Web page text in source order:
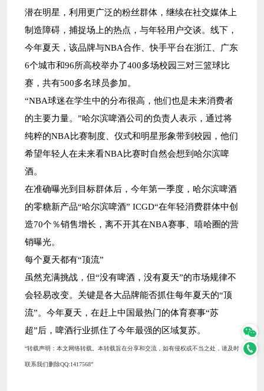
潜在明星，利用更广泛的粉丝群体，继续在社交媒体上
制造障碍，捕捉场上的热点，与年轻用户交谈。线下，
今年夏天，该品牌与NBA合作、快手平台在浙江、广东
6个城市和96所高校举办了400多场校园三对三篮球比
赛，共有500多名球员参加。
“NBA球迷在学生中的分布很高，他们也是未来消费者
的主要力量。”哈尔滨啤酒公司的负责人表示，通过将
纯粹的NBA比赛制度、仪式和明星形象带到校园，他们
希望年轻人在未来看NBA比赛时自然会想到哈尔滨啤
酒。
在准确曝光到目标群体后，今年第一季度，哈尔滨啤酒
的零糖新产品“哈尔滨啤酒” ICGD“在年轻消费群体中创
造70个％销售增长，离不开其在NBA赛事、嘻哈圈的营
销曝光。
每个夏天都有“顶流”
虽然充满挑战，但“没有啤酒，没有夏天”的市场规律不
会轻易改变。关键是各大品牌能否抓住每年夏天的“顶
流”。今年夏天，在赶上中国最热门的体育赛事“苏
超”后，啤酒行业抓住了今年最强的区域复苏。
“‌转载声明‌：本文网络转载。本转载旨在分享和交流，如有侵权或不当之处，请及时
联系我们删除QQ:1417568”